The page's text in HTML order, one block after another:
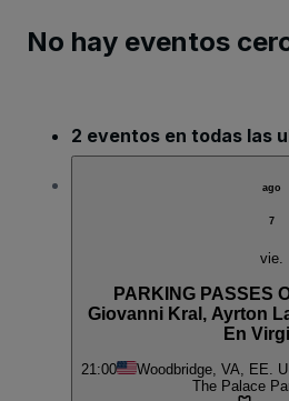
No hay eventos
2 eventos en todas las
ago
7
vie.
PARKING PASSES
Giovanni Kral, Ayrton
En
21:00 Woodbridge, VA, EE.
The Palace